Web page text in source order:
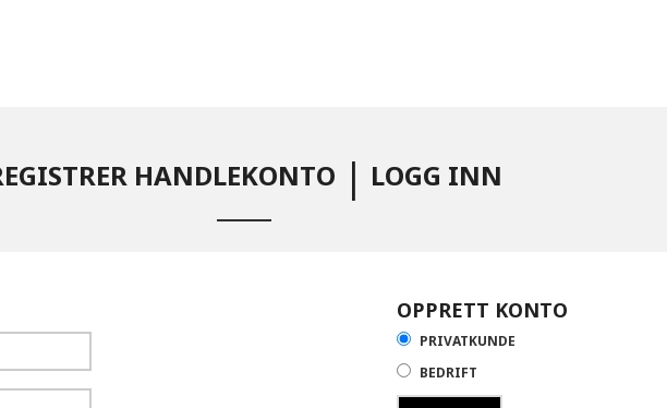
HANDLEKONTO | LOGG INN
OPPRETT KONTO
PRIVATKUNDE
BEDRIFT